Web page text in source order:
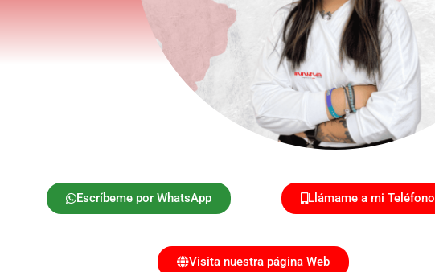
Escríbeme por WhatsApp Llámame a mi Teléfono
Visita nuestra página Web